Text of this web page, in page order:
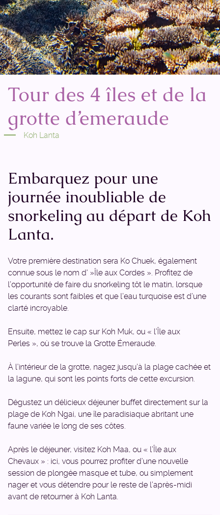
Tour des 4 îles et de la
grotte d’emeraude
Koh Lanta
Embarquez pour une
journée inoubliable de
snorkeling au départ de Koh
Lanta.
Votre première destination sera Ko Chuek, également
connue sous le nom d' »Île aux Cordes ». Profitez de
l’opportunité de faire du snorkeling tôt le matin, lorsque
les courants sont faibles et que l’eau turquoise est d’une
clarté incroyable.
Ensuite, mettez le cap sur Koh Muk, ou « l’Île aux
Perles », où se trouve la Grotte Émeraude.
À l’intérieur de la grotte, nagez jusqu’à la plage cachée et
la lagune, qui sont les points forts de cette excursion.
Dégustez un délicieux déjeuner buffet directement sur la
plage de Koh Ngai, une île paradisiaque abritant une
faune variée le long de ses côtes.
Après le déjeuner, visitez Koh Maa, ou « l’Île aux
Chevaux » : ici, vous pourrez profiter d’une nouvelle
session de plongée masque et tube, ou simplement
nager et vous détendre pour le reste de l’après-midi
avant de retourner à Koh Lanta.